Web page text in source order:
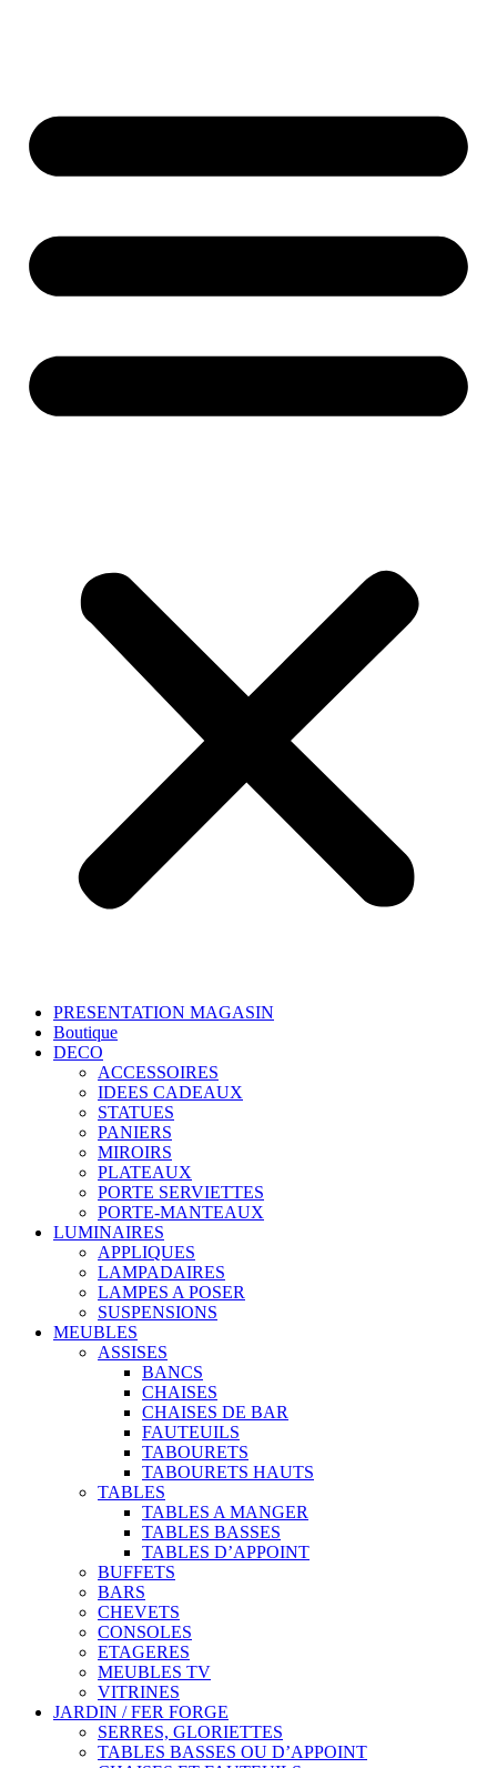
PRESENTATION MAGASIN
Boutique
DECO
ACCESSOIRES
IDEES CADEAUX
STATUES
PANIERS
MIROIRS
PLATEAUX
PORTE SERVIETTES
PORTE-MANTEAUX
LUMINAIRES
APPLIQUES
LAMPADAIRES
LAMPES A POSER
SUSPENSIONS
MEUBLES
ASSISES
BANCS
CHAISES
CHAISES DE BAR
FAUTEUILS
TABOURETS
TABOURETS HAUTS
TABLES
TABLES A MANGER
TABLES BASSES
TABLES D’APPOINT
BUFFETS
BARS
CHEVETS
CONSOLES
ETAGERES
MEUBLES TV
VITRINES
JARDIN / FER FORGE
SERRES, GLORIETTES
TABLES BASSES OU D’APPOINT